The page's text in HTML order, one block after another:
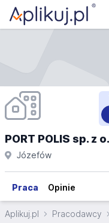
PORT POLIS sp. z
Józefów
Praca Opinie
Aplikuj.pl Pracodawcy